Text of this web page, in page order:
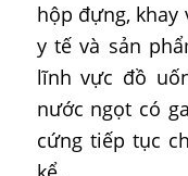
hộp đựng, khay
y tế và sản
lĩnh vực đồ
nước ngọt có
cứng tiếp tục